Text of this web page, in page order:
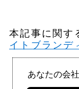
本記事に関す
イトブランデ
あなたの会